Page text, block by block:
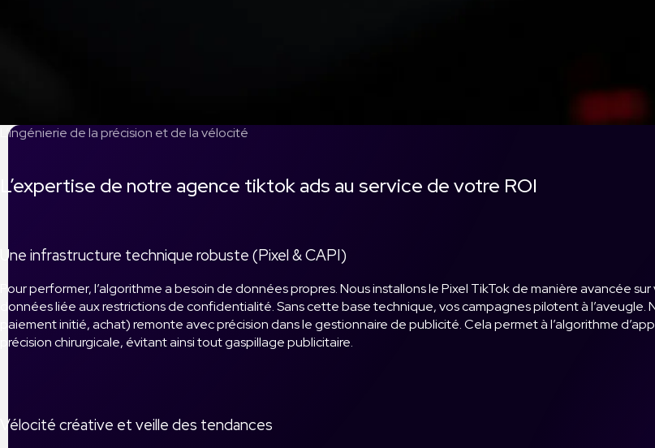
L’ingénierie de la précision et de la vélocité
L’expertise de notre agence tiktok ads au service de votre ROI
Une infrastructure technique robuste (Pixel & CAPI)
Pour performer, l’algorithme a besoin de données propres. Nous installons le Pixel TikTok de manière avancée
données liée aux restrictions de confidentialité. Sans cette base technique, vos campagnes pilotent à
paiement initié, achat) remonte avec précision dans le gestionnaire de publicité. Cela permet à l’algorithme
précision chirurgicale, évitant ainsi tout gaspillage publicitaire.
Vélocité créative et veille des tendances